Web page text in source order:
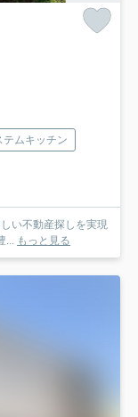
テムキッチン
い不動産探しを実現
... もっと見る